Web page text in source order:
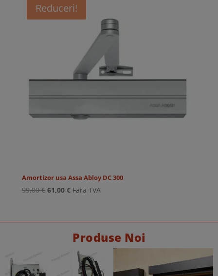
172,00 €.
Reduceri!
Amortizor usa Assa Abloy DC 300
99,00€ Prețul
fost:
61,00 €Prețul
61,00 €.
Fara TVA
Produse Noi